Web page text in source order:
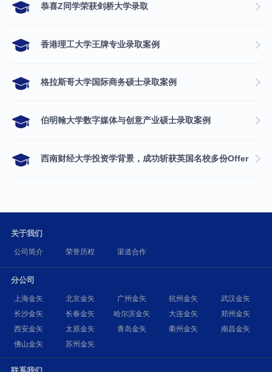
​恭喜Z同学荣获剑桥大学录取
香港理工大学王牌专业录取案例
格拉斯哥大学国际商务硕士录取案例
伯明翰大学数字媒体与创意产业硕士录取案例
西南财经大学投资学背景，成功斩获英国名校多份Offer
关于我们
公司简介 荣誉历程 渠道合作
分公司
上海金矢 北京金矢 广州金矢 杭州金矢
武汉金矢
长沙金矢
长春金矢 哈尔滨金矢 大连金矢
郑州金矢
西安金矢
太原金矢 青岛金矢 衢州金矢
南昌金矢
佛山金矢
苏州金矢